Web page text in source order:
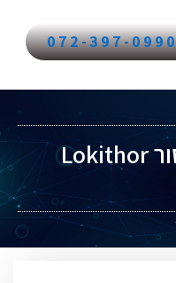
בוסטר משולב קומפרסור Lokithor